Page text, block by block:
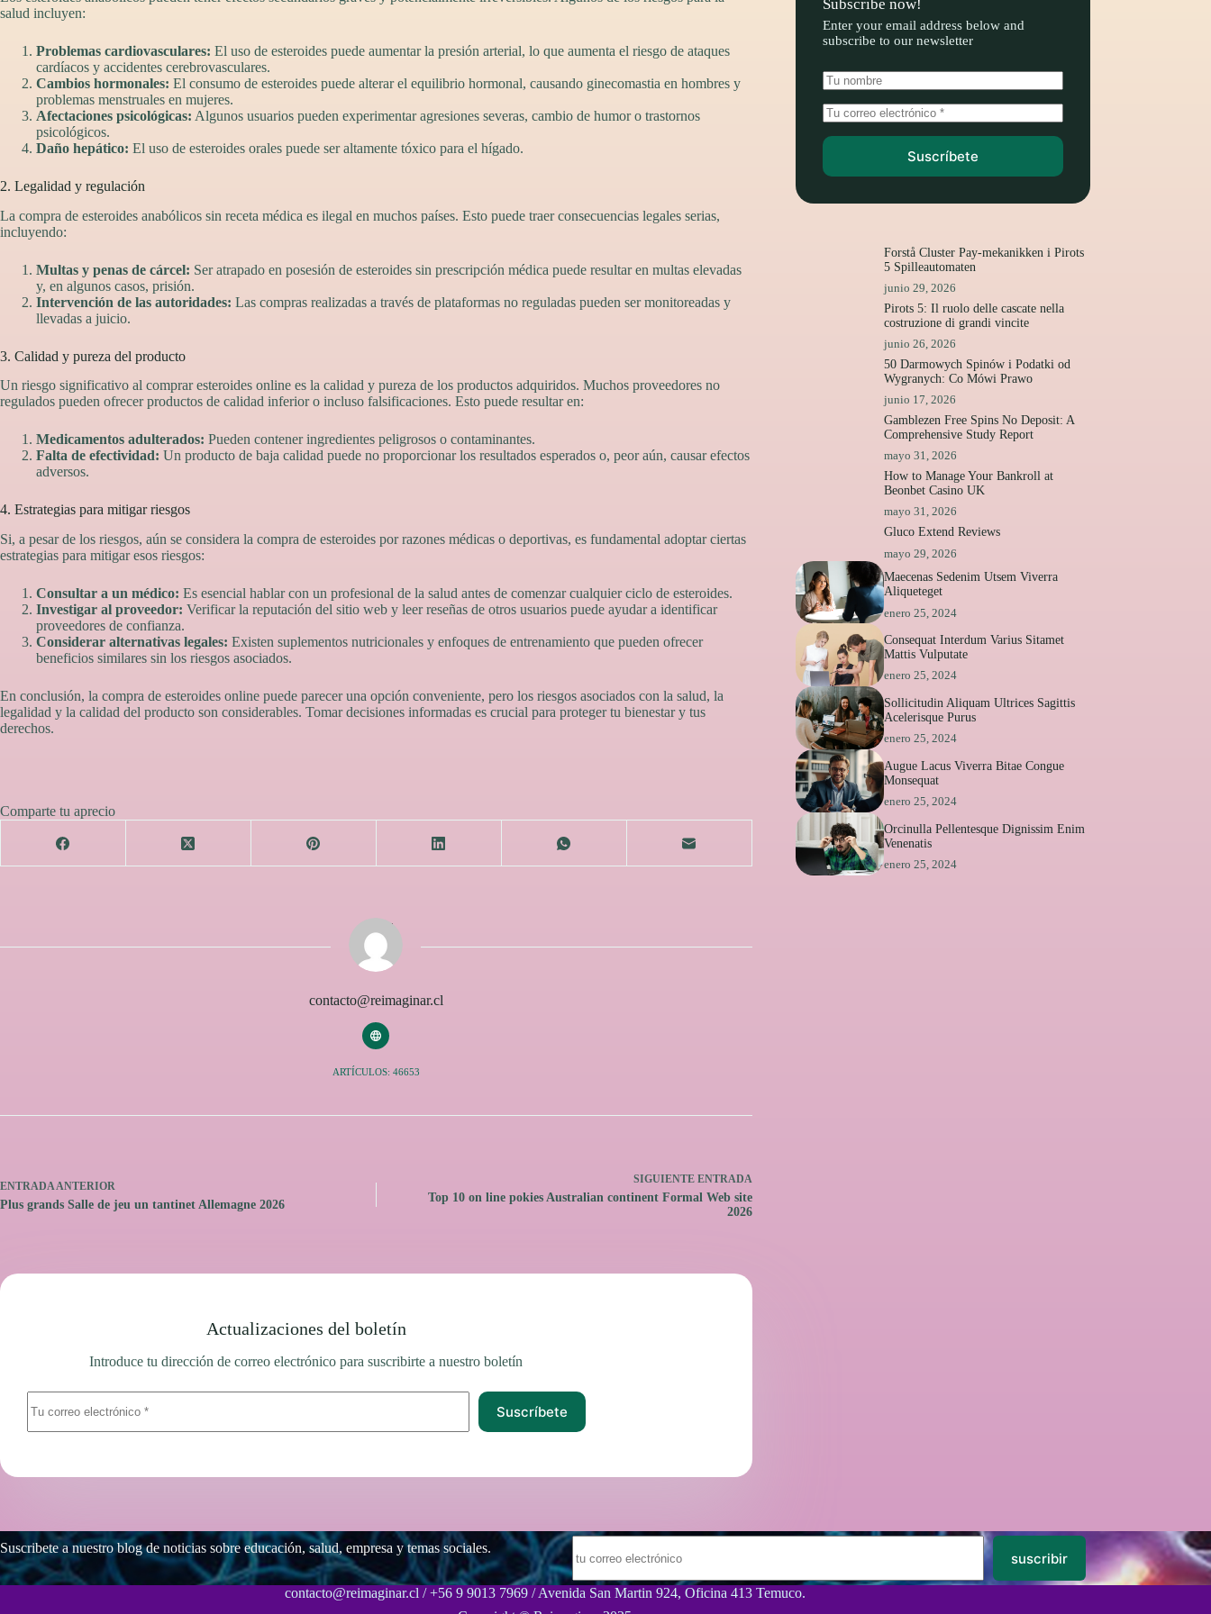
salud incluyen:
Problemas cardiovasculares: El uso de esteroides puede aumentar la presión arterial, lo que aumenta el riesgo de ataques
cardíacos y accidentes cerebrovasculares.
Cambios hormonales: El consumo de esteroides puede alterar el equilibrio hormonal, causando ginecomastia en hombres y
problemas menstruales en mujeres.
Afectaciones psicológicas: Algunos usuarios pueden experimentar agresiones severas, cambio de humor o trastornos
psicológicos.
Daño hepático: El uso de esteroides orales puede ser altamente tóxico para el hígado.
2. Legalidad y regulación
La compra de esteroides anabólicos sin receta médica es ilegal en muchos países. Esto puede traer consecuencias legales serias,
incluyendo:
Multas y penas de cárcel: Ser atrapado en posesión de esteroides sin prescripción médica puede resultar en multas elevadas
y, en algunos casos, prisión.
Intervención de las autoridades: Las compras realizadas a través de plataformas no reguladas pueden ser monitoreadas y
llevadas a juicio.
3. Calidad y pureza del producto
Un riesgo significativo al comprar esteroides online es la calidad y pureza de los productos adquiridos. Muchos proveedores no
regulados pueden ofrecer productos de calidad inferior o incluso falsificaciones. Esto puede resultar en:
Medicamentos adulterados: Pueden contener ingredientes peligrosos o contaminantes.
Falta de efectividad: Un producto de baja calidad puede no proporcionar los resultados esperados o, peor aún, causar efectos
adversos.
4. Estrategias para mitigar riesgos
Si, a pesar de los riesgos, aún se considera la compra de esteroides por razones médicas o deportivas, es fundamental adoptar ciertas
estrategias para mitigar esos riesgos:
Consultar a un médico: Es esencial hablar con un profesional de la salud antes de comenzar cualquier ciclo de esteroides.
Investigar al proveedor: Verificar la reputación del sitio web y leer reseñas de otros usuarios puede ayudar a identificar
proveedores de confianza.
Considerar alternativas legales: Existen suplementos nutricionales y enfoques de entrenamiento que pueden ofrecer
beneficios similares sin los riesgos asociados.
En conclusión, la compra de esteroides online puede parecer una opción conveniente, pero los riesgos asociados con la salud, la
legalidad y la calidad del producto son considerables. Tomar decisiones informadas es crucial para proteger tu bienestar y tus
derechos.
Comparte tu aprecio
contacto@reimaginar.cl
ARTÍCULOS: 46653
ENTRADAANTERIOR
Plus grands Salle de jeu un tantinet Allemagne 2026
SIGUIENTE ENTRADA
Top 10 on line pokies Australian continent Formal Web site
2026
Actualizaciones del boletín
Introduce tu dirección de correo electrónico para suscribirte a nuestro boletín
Suscríbete
Subscribe now!
Enter your email address below and
subscribe to our newsletter
Suscríbete
Forstå Cluster Pay-mekanikken i Pirots
5 Spilleautomaten
junio 29, 2026
Pirots 5: Il ruolo delle cascate nella
costruzione di grandi vincite
junio 26, 2026
50 Darmowych Spinów i Podatki od
Wygranych: Co Mówi Prawo
junio 17, 2026
Gamblezen Free Spins No Deposit: A
Comprehensive Study Report
mayo 31, 2026
How to Manage Your Bankroll at
Beonbet Casino UK
mayo 31, 2026
Gluco Extend Reviews
mayo 29, 2026
Maecenas Sedenim Utsem Viverra
Aliqueteget
enero 25, 2024
Consequat Interdum Varius Sitamet
Mattis Vulputate
enero 25, 2024
Sollicitudin Aliquam Ultrices Sagittis
Acelerisque Purus
enero 25, 2024
Augue Lacus Viverra Bitae Congue
Monsequat
enero 25, 2024
Orcinulla Pellentesque Dignissim Enim
Venenatis
enero 25, 2024
Suscribete a nuestro blog de noticias sobre educación, salud, empresa y temas sociales.
suscribir
contacto@reimaginar.cl / +56 9 9013 7969 / Avenida San Martin 924, Oficina 413 Temuco.